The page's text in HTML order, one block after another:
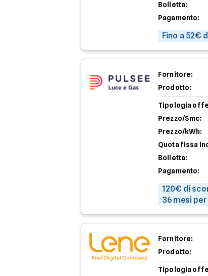
Bolletta:
Pagamento:
Fino a 52€
Fornitore:
Prodotto:
Tipologia
Prezzo/Smc:
Prezzo/kWh:
Quota fissa
Bolletta:
Pagamento:
120€ di
36 mesi
Fornitore:
Prodotto:
Tipologia